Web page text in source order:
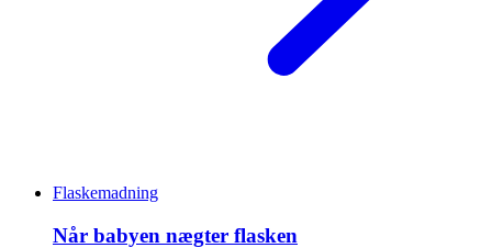
Flaskemadning
Når babyen nægter flasken